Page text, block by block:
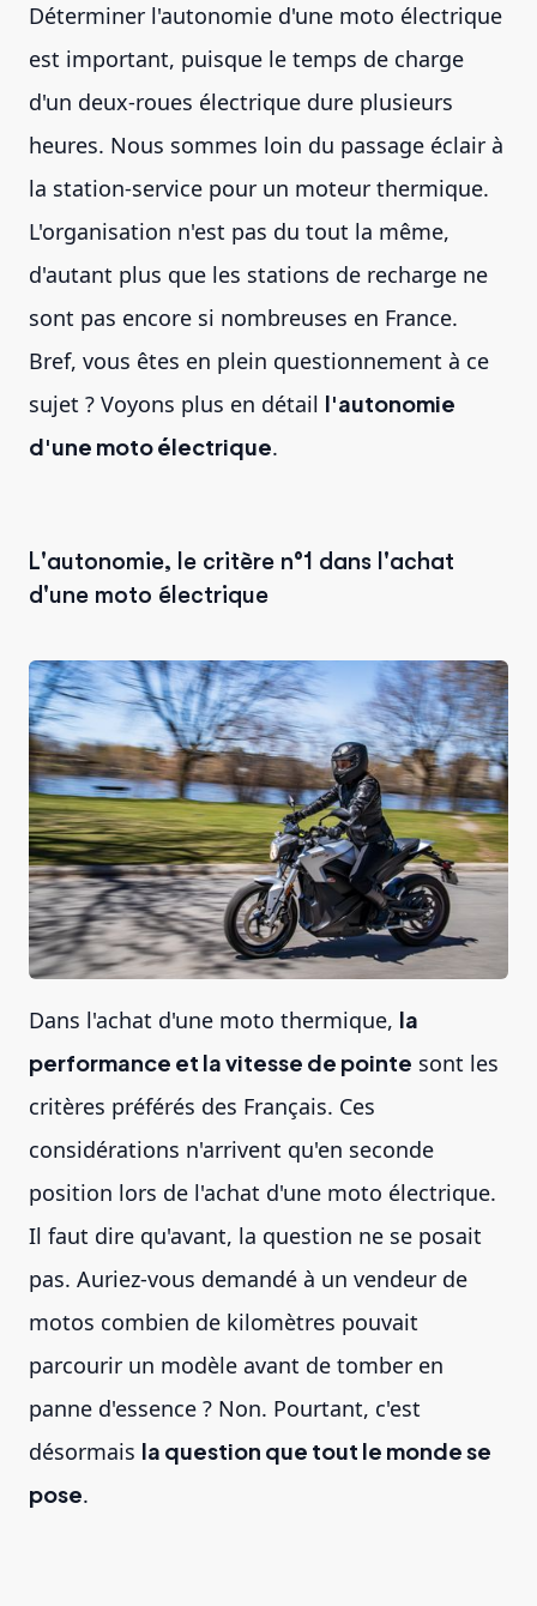
Déterminer l'autonomie d'une moto électrique
est important, puisque le temps de charge
d'un deux-roues électrique dure plusieurs
heures. Nous sommes loin du passage éclair à
la station-service pour un moteur thermique.
L'organisation n'est pas du tout la même,
d'autant plus que les stations de recharge ne
sont pas encore si nombreuses en France.
Bref, vous êtes en plein questionnement à ce
sujet ? Voyons plus en détail l'autonomie
d'une moto électrique.
L'autonomie, le critère n°1 dans l'achat
d'une moto électrique
Dans l'achat d'une moto thermique, la
performance et la vitesse de pointe sont les
critères préférés des Français. Ces
considérations n'arrivent qu'en seconde
position lors de l'achat d'une moto électrique.
Il faut dire qu'avant, la question ne se posait
pas. Auriez-vous demandé à un vendeur de
motos combien de kilomètres pouvait
parcourir un modèle avant de tomber en
panne d'essence ? Non. Pourtant, c'est
désormais la question que tout le monde se
pose.